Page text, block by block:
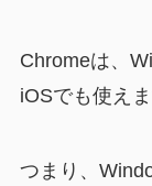
Chromeは、
iOSでも使えま
つまり、